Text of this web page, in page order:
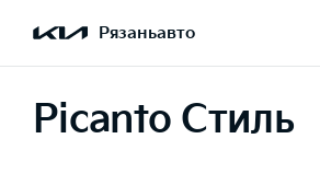
Рязаньавто
Picanto Стиль